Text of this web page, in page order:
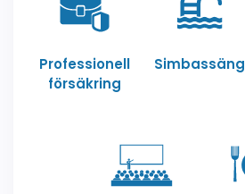
Professionell
försäkring
Simbassäng